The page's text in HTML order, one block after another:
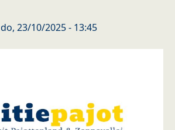
do, 23/10/2025 - 13:45